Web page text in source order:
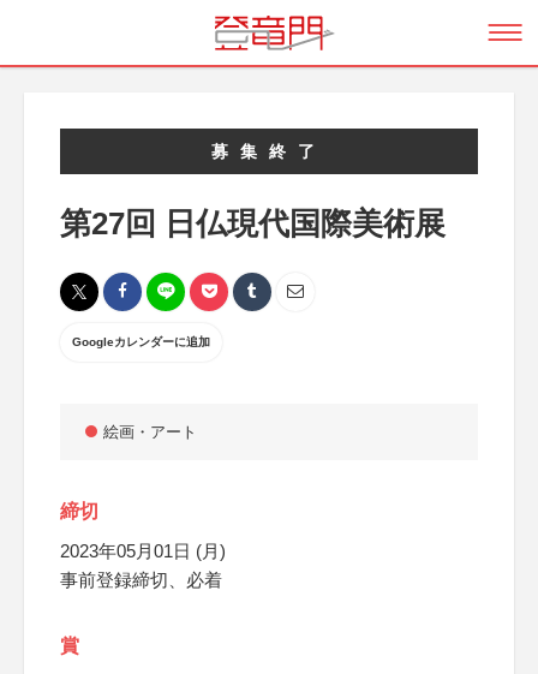
募集終了
第27回 日仏現代国際美術展
Googleカレンダーに追加
絵画・アート
締切
2023年05月01日 (月)
事前登録締切、必着
賞